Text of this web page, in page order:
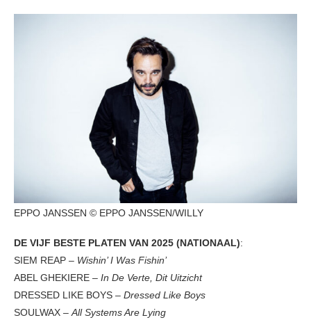
EPPO JANSSEN © EPPO JANSSEN/WILLY
DE VIJF BESTE PLATEN VAN 2025 (NATIONAAL):
SIEM REAP – Wishin’ I Was Fishin’
ABEL GHEKIERE – In De Verte, Dit Uitzicht
DRESSED LIKE BOYS – Dressed Like Boys
SOULWAX –All Systems Are Lying